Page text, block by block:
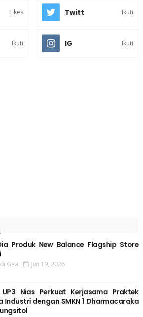
Likes Twitt Ikuti
Ikuti IG Ikuti
Produk New Balance Flagship Store
Gea Jun 19, 2026
UP3 Nias Perkuat Kerjasama Praktek
Industri dengan SMKN 1 Dharmacaraka